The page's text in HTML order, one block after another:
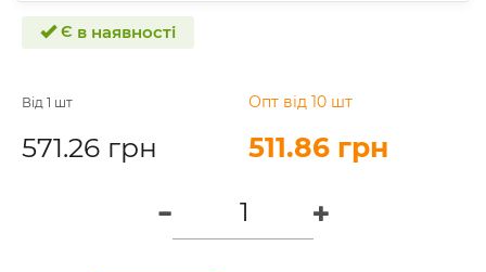
Є в наявності
Від 1 шт
571.26 грн
Опт від 10 шт
511.86 грн